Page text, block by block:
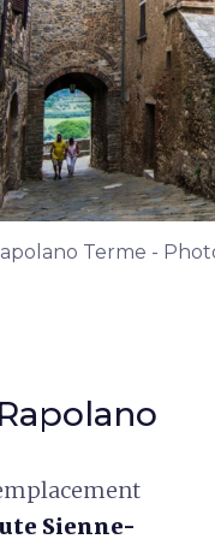
Terme -
Sienne-